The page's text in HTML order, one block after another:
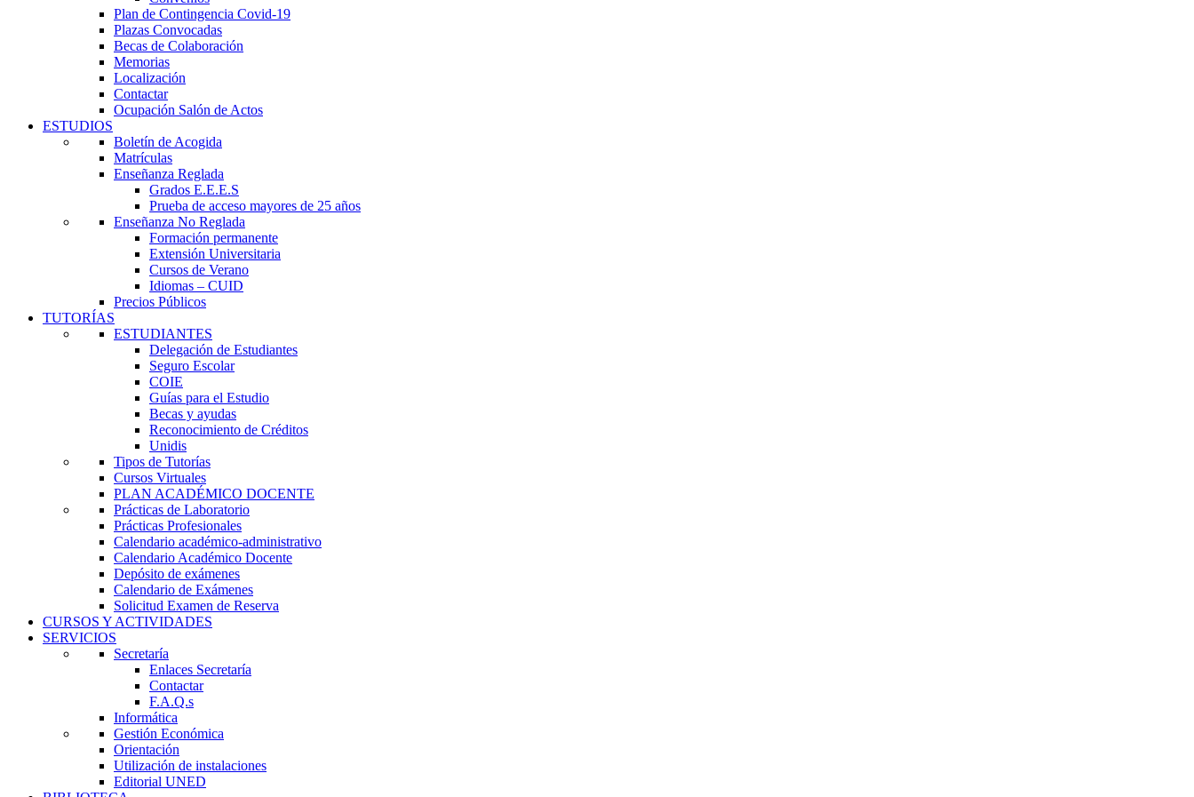
Plan de Contingencia Covid-19
Plazas Convocadas
Becas de Colaboración
Memorias
Localización
Contactar
Ocupación Salón de Actos
ESTUDIOS
Boletín de Acogida
Matrículas
Enseñanza Reglada
Grados E.E.E.S
Prueba de acceso mayores de 25 años
Enseñanza No Reglada
Formación permanente
Extensión Universitaria
Cursos de Verano
Idiomas – CUID
Precios Públicos
TUTORÍAS
ESTUDIANTES
Delegación de Estudiantes
Seguro Escolar
COIE
Guías para el Estudio
Becas y ayudas
Reconocimiento de Créditos
Unidis
Tipos de Tutorías
Cursos Virtuales
PLAN ACADÉMICO DOCENTE
Prácticas de Laboratorio
Prácticas Profesionales
Calendario académico-administrativo
Calendario Académico Docente
Depósito de exámenes
Calendario de Exámenes
Solicitud Examen de Reserva
CURSOS Y ACTIVIDADES
SERVICIOS
Secretaría
Enlaces Secretaría
Contactar
F.A.Q.s
Informática
Gestión Económica
Orientación
Utilización de instalaciones
Editorial UNED